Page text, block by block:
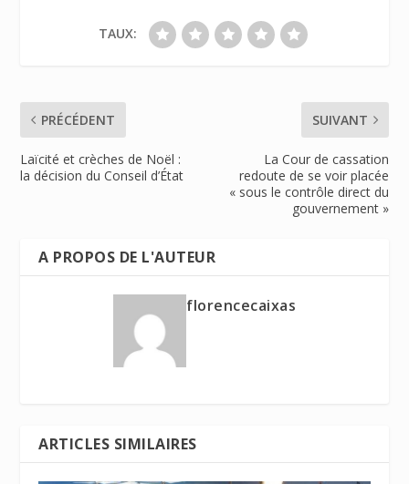
TAUX:
PRÉCÉDENT
Laïcité et crèches de Noël :
la décision du Conseil d’État
SUIVANT
La Cour de cassation
redoute de se voir placée
« sous le contrôle direct du
gouvernement »
A PROPOS DE L'AUTEUR
florencecaixas
ARTICLES SIMILAIRES